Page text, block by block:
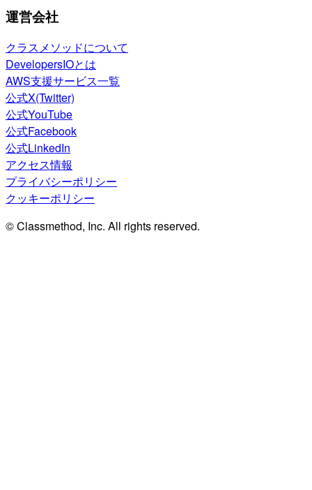
運営会社
クラスメソッドについて
DevelopersIOとは
AWS支援サービス一覧
公式X(Twitter)
公式YouTube
公式Facebook
公式LinkedIn
アクセス情報
プライバシーポリシー
クッキーポリシー
© Classmethod, Inc. All rights reserved.